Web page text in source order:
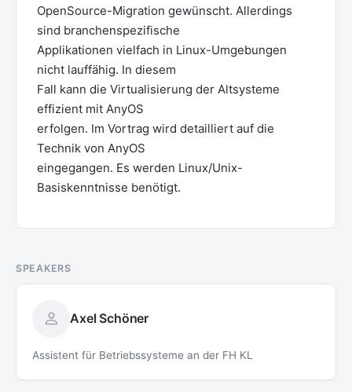
OpenSource-Migration gewünscht. Allerdings
sind branchenspezifische
Applikationen vielfach in Linux-Umgebungen
nicht lauffähig. In diesem
Fall kann die Virtualisierung der Altsysteme
effizient mit AnyOS
erfolgen. Im Vortrag wird detailliert auf die
Technik von AnyOS
eingegangen. Es werden Linux/Unix-
Basiskenntnisse benötigt.
SPEAKERS
Axel Schöner
Assistent für Betriebssysteme an der FH KL